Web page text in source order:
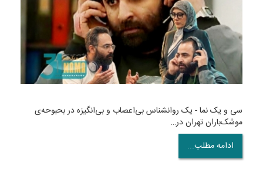
‌‌سی و یک نما - یک روانشناس بی‌اعصاب و بی‌انگیزه در بحبوحه‌ی
موشک‌باران تهران در…
ادامه مطلب...